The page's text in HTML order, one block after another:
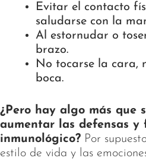
Evitar el contacto
saludarse con la
Al estornudar o
brazo.
No tocarse la cara,
boca.
¿Pero hay algo más que
aumentar las defensas y
inmunológico? Por
estilo de vida y las